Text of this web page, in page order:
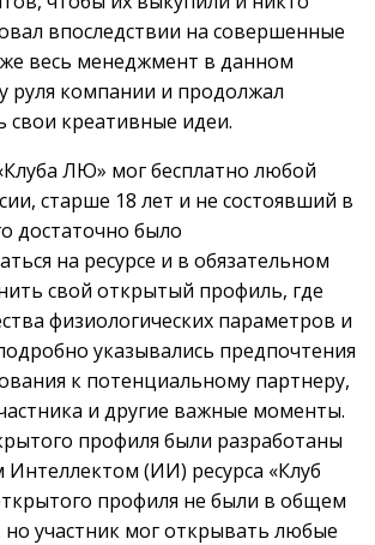
впоследствии на совершенные
весь менеджмент в данном
у руля компании и продолжал
свои креативные идеи.
ЛЮ» мог бесплатно любой
старше 18 лет и не состоявший в
достаточно было
на ресурсе и в обязательном
свой открытый профиль, где
физиологических параметров и
указывались предпочтения
к потенциальному партнеру,
и другие важные моменты.
профиля были разработаны
Интеллектом (ИИ) ресурса «Клуб
профиля не были в общем
участник мог открывать любые